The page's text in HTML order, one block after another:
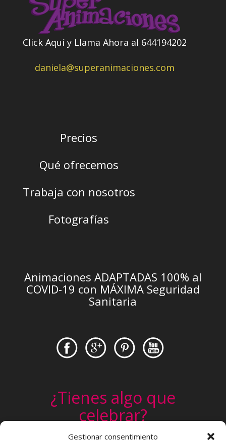
Gestionar consentimiento
Click Aquí y Llama Ahora al 644194202
daniela@superanimaciones.com
Precios
Qué ofrecemos
Trabaja con nosotros
Fotografías
Animaciones ADAPTADAS 100% al
COVID-19 con MÁXIMA Seguridad
Sanitaria
¿Tienes algo que
celebrar?
Un cumpleaños, una comunión, un